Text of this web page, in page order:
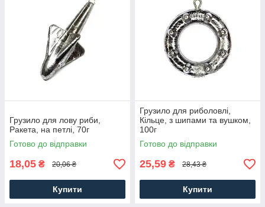
Грузило для лову риби,
Ракета, на петлі, 70г
Готово до відправки
18,05 ₴ 20,06 ₴
Купити
Грузило для риболовлі,
Кільце, з шипами та вушком,
100г
Готово до відправки
25,59 ₴ 28,43 ₴
Купити